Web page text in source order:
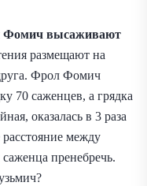
Фомич высаживают
размещают на
Фрол Фомич
70 саженцев, а грядка
оказалась в 3 раза
между
пренебречь.